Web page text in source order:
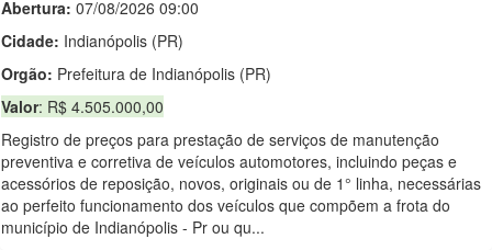
Abertura: 07/08/2026 09:00
Cidade: Indianópolis (PR)
Orgão: Prefeitura de Indianópolis (PR)
Valor: R$ 4.505.000,00
Registro de preços para prestação de serviços de manutenção
preventiva e corretiva de veículos automotores, incluindo peças e
acessórios de reposição, novos, originais ou de 1° linha, necessárias
ao perfeito funcionamento dos veículos que compõem a frota do
município de Indianópolis - Pr ou qu...